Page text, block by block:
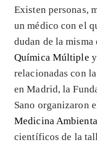
Existen personas,
un médico con el
dudan de la misma
Química Múltiple
relacionadas con
en Madrid, la
Sano organizaron
Medicina
científicos de la